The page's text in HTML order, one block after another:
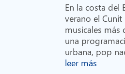
En la costa del
verano el Cunit
musicales más
una
urbana, pop
leer más